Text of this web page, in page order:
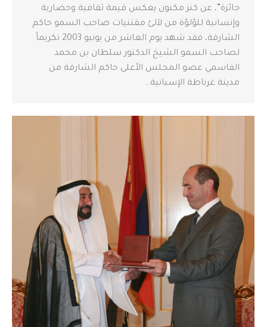
جائزة”، عن كنز مكنون يعكس قيمة ثقافية وحضارية
وإنسانية للؤلؤة من لآلئ مقتنيات صاحب السمو حاكم
الشارقة، فقد شهد يوم العاشر من يونيو 2003 تكريماً
لصاحب السمو الشيخ الدكتور سلطان بن محمد
القاسمي عضو المجلس الأعلى حاكم الشارقة من
مدينة غرناطة الإسبانية…